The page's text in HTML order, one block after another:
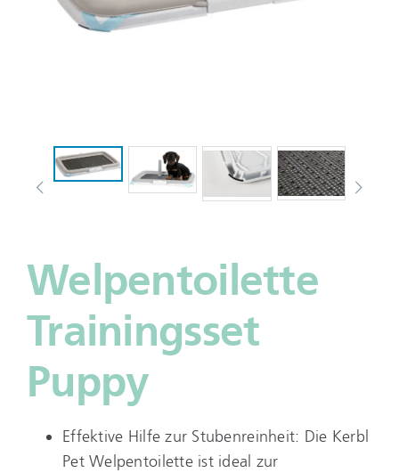
Welpentoilette
Trainingsset
Puppy
Effektive Hilfe zur Stubenreinheit: Die Kerbl
Pet Welpentoilette ist ideal zur